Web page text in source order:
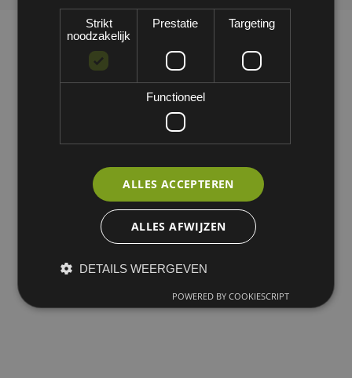
Strikt
noodzakelijk
Prestatie Targeting
Functioneel
ALLES ACCEPTEREN
ALLES AFWIJZEN
DETAILS WEERGEVEN
POWERED BY COOKIESCRIPT